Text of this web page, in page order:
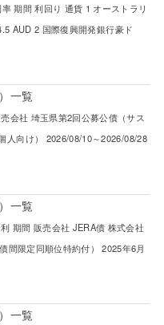
期間 利回り 通貨 1 オーストラリ
AUD 2 国際復興開発銀行豪ド
一覧
会社 埼玉県第2回公募公債（サス
人向け） 2026/08/10～2026/08/28
一覧
期間 販売会社 JERA債 株式会社
間限定同順位特約付） 2025年6月
一覧